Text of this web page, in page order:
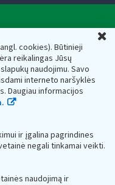
cookies). Būtinieji
reikalingas Jūsų
naudojimu. Savo
interneto naršyklės
Daugiau informacijos
ir įgalina pagrindines
negali tinkamai veikti.
naudojimą ir
— 188659752,
Lietuva, el.paštas:
prie Lietuvos
saugomi Juridinių